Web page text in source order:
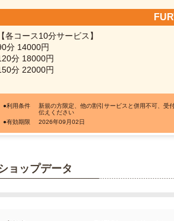
【各コース10分サービス】
分 14000円
分 18000円
分 22000円
●利用条件
新規の方限定、他の割引サービスと併用不可、受
伝えください
●有効期限
2026年09月02日
ョップデータ